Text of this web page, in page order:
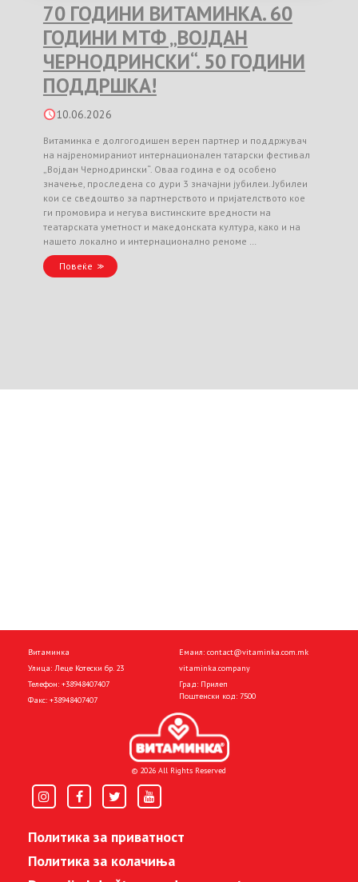
70 ГОДИНИ ВИТАМИНКА. 60
ГОДИНИ МТФ „ВОЈДАН
ЧЕРНОДРИНСКИ“. 50 ГОДИНИ
ПОДДРШКА!
10.06.2026
Витаминка е долгогодишен верен партнер и поддржувач
на најреномираниот интернационален татарски фестивал
„Војдан Чернодрински“. Оваа година е од особено
значење, проследена со дури 3 значајни јубилеи. Јубилеи
кои се сведоштво за партнерството и пријателството кое
ги промовира и негува вистинските вредности на
театарската уметност и македонската култура, како и на
нашето локално и интернационално реноме …
Повеќе
Витаминка
Улица: Леце Котески бр. 23
Телефон: +38948407407
Факс: +38948407407
Емаил: contact@vitaminka.com.mk
vitaminka.company
Град: Прилеп
Поштенски код: 7500
© 2026 All Rights Reserved
Политика за приватност
Политика за колачиња